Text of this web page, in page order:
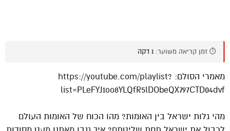
⏱️ זמן קריאה משוער: 1 דקה
מאמרי הסולם: https://youtube.com/playlist?
list=PLeFYJ1oo8YLQfR5lDObeQX797CTD04dvf
מהי גלות ישראל בין האומות? מהו הכוח של האומות העולם